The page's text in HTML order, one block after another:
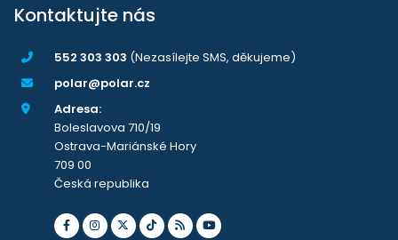
Kontaktujte nás
552 303 303 (Nezasílejte SMS, děkujeme)
polar@polar.cz
Adresa:
Boleslavova 710/19
Ostrava-Mariánské Hory
709 00
Česká republika